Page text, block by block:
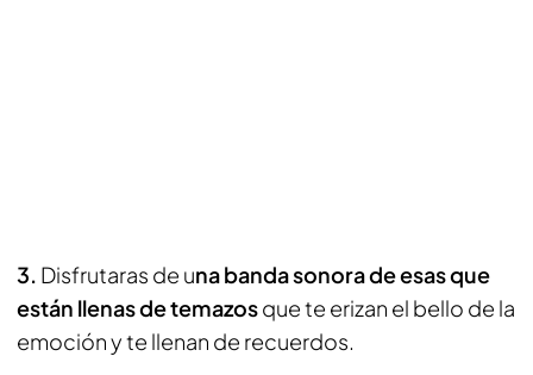
3. Disfrutaras de una banda sonora de esas que
están llenas de temazosque te erizan el bello de la
emoción y te llenan de recuerdos.